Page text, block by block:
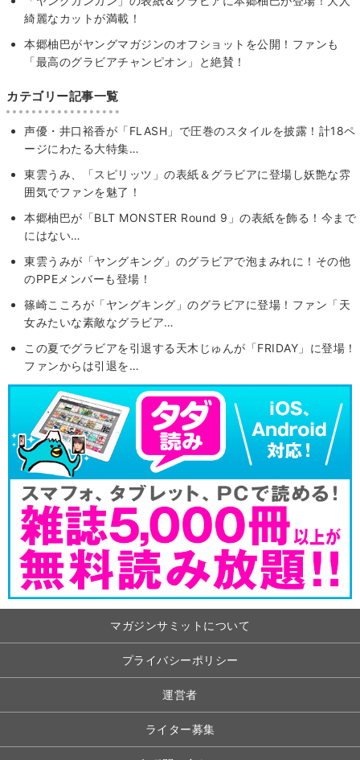
綺麗なカットが満載！
本郷柚巴がヤングマガジンのオフショットを公開！ファンも
「最高のグラビアチャンピオン」と絶賛！
カテゴリー記事一覧
声優・井口裕香が「FLASH」で圧巻のスタイルを披露！計18ペ
ージにわたる大特集…
東雲うみ、「スピリッツ」の表紙＆グラビアに登場し妖艶な雰
囲気でファンを魅了！
本郷柚巴が「BLT MONSTER Round 9」の表紙を飾る！今まで
にはない…
東雲うみが「ヤングキング」のグラビアで泡まみれに！その他
のPPEメンバーも登場！
篠崎こころが「ヤングキング」のグラビアに登場！ファン「天
女みたいな素敵なグラビア…
この夏でグラビアを引退する天木じゅんが「FRIDAY」に登場！
ファンからは引退を…
マガジンサミットについて
プライバシーポリシー
運営者
ライター募集